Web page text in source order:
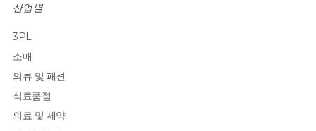
산업별
3PL
소매
의류 및 패션
식료품점
의료 및 제약